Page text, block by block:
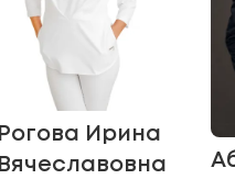
Рогова Ирина
Вячеславовна